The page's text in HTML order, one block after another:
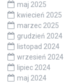
maj 2025
kwiecień 2025
marzec 2025
grudzień 2024
listopad 2024
wrzesień 2024
lipiec 2024
maj 2024